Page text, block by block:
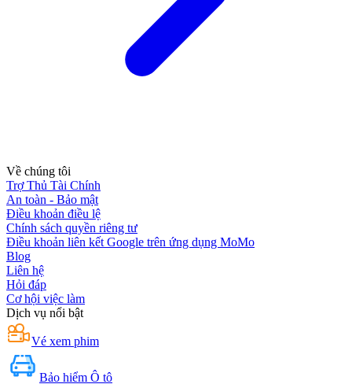
Về chúng tôi
Trợ Thủ Tài Chính
An toàn - Bảo mật
Điều khoản điều lệ
Chính sách quyền riêng tư
Điều khoản liên kết Google trên ứng dụng MoMo
Blog
Liên hệ
Hỏi đáp
Cơ hội việc làm
Dịch vụ nổi bật
Vé xem phim
Bảo hiểm Ô tô